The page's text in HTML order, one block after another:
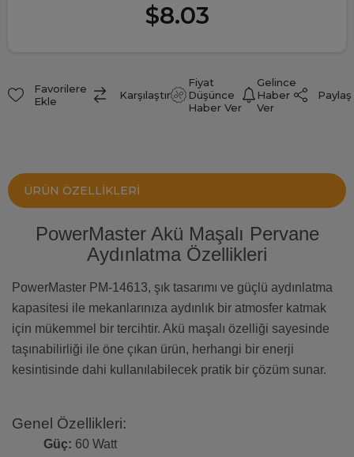
$8.03
Favorilere
Ekle
Karşılaştır
Fiyat
Düşünce
Haber Ver
Gelince
Haber
Ver
Paylaş
ÜRÜN ÖZELLIKLERI
PowerMaster Akü Maşalı Pervane
Aydınlatma Özellikleri
PowerMaster PM-14613, şık tasarımı ve güçlü aydınlatma
kapasitesi ile mekanlarınıza aydınlık bir atmosfer katmak
için mükemmel bir tercihtir. Akü maşalı özelliği sayesinde
taşınabilirliği ile öne çıkan ürün, herhangi bir enerji
kesintisinde dahi kullanılabilecek pratik bir çözüm sunar.
Genel Özellikleri:
Güç: 60 Watt